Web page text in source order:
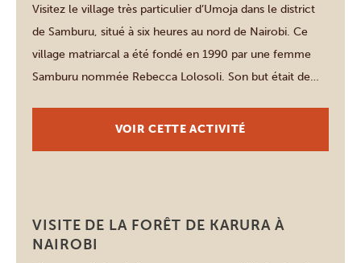
Visitez le village très particulier d’Umoja dans le district
de Samburu, situé à six heures au nord de Nairobi. Ce
village matriarcal a été fondé en 1990 par une femme
Samburu nommée Rebecca Lolosoli. Son but était de
accueillir les victimes de violences et les jeunes filles
VOIR CETTE ACTIVITÉ
Nairobi
VISITE DE LA FORÊT DE KARURA À
NAIROBI